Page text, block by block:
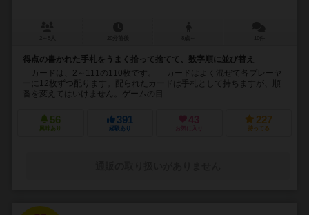
得点の書かれた手札をうまく拾って捨てて、数字順に並び替え
カードは、2～111の110枚です。 カードはよく混ぜて各プレーヤ
ーに12枚ずつ配ります。配られたカードは手札として持ちますが、順
番を変えてはいけません。ゲームの目...
56
興味あり
391
経験あり
43
お気に入り
227
持ってる